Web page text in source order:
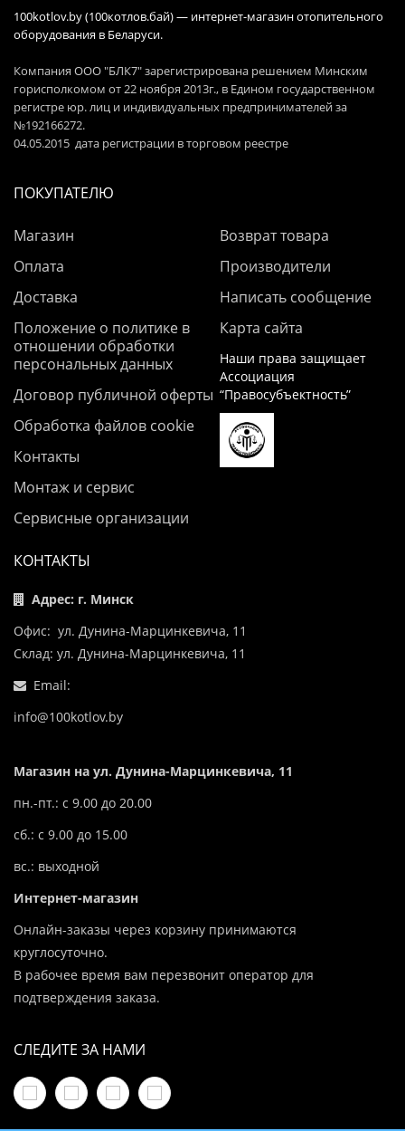
100kotlov.by (100котлов.бай) — интернет-магазин отопительного
оборудования в Беларуси.
Компания ООО "БЛК7" зарегистрирована решением Минским
горисполкомом от 22 ноября 2013г., в Едином государственном
регистре юр. лиц и индивидуальных предпринимателей за
№192166272.
04.05.2015 дата регистрации в торговом реестре
ПОКУПАТЕЛЮ
Магазин
Оплата
Доставка
Положение о политике в
отношении обработки
персональных данных
Договор публичной оферты
Обработка файлов cookie
Контакты
Монтаж и сервис
Сервисные организации
Возврат товара
Производители
Написать сообщение
Карта сайта
Наши права защищает
Ассоциация
“Правосубъектность”
КОНТАКТЫ
Адрес: г. Минск
Офис: ул. Дунина-Марцинкевича, 11
Склад: ул. Дунина-Марцинкевича, 11
Email:
info@100kotlov.by
Магазин на ул. Дунина-Марцинкевича, 11
пн.-пт.: с 9.00 до 20.00
сб.: с 9.00 до 15.00
вс.: выходной
Интернет-магазин
Онлайн-заказы через корзину принимаются
круглосуточно.
В рабочее время вам перезвонит оператор для
подтверждения заказа.
СЛЕДИТЕ ЗА НАМИ